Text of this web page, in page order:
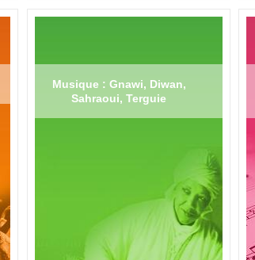
Musique : Gnawi, Diwan,
Sahraoui, Terguie